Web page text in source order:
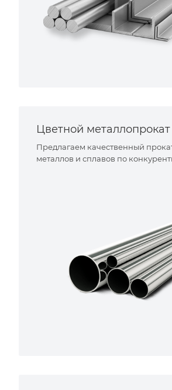
Цветной металлопрокат
Предлагаем качественный
металлов и сплавов по